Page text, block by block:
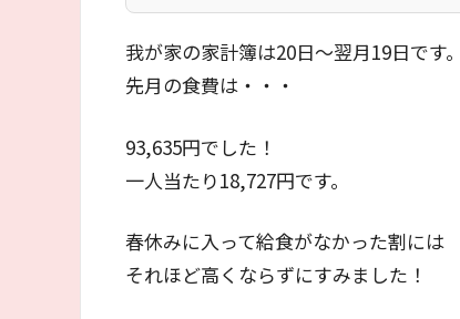
我が家の家計簿は20日～翌月19日です。
先月の食費は・・・
93,635円でした！
一人当たり18,727円です。
春休みに入って給食がなかった割には
それほど高くならずにすみました！